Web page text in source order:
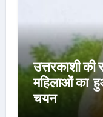
उत्तरकाशी की स्वतंत्री
महिलाओं का
चयन